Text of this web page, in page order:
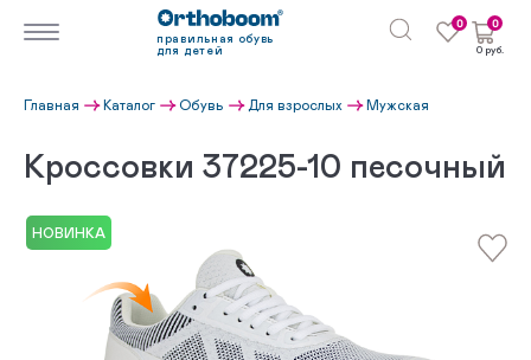
правильная обувь
для детей
0 0
0 руб.
Главная Каталог Обувь Для взрослых Мужская
Кроссовки 37225-10 песочный
НОВИНКА